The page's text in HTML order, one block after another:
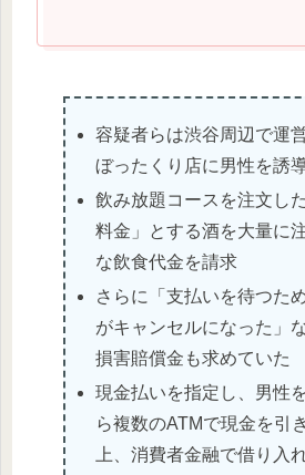
容疑者らは渋谷周辺で運
ぼったくり店に男性を誘
飲み放題コースを注文し
料金」とする酒を大量に
な飲食代金を請求
さらに「支払いを待つた
がキャンセルになった」
損害賠償金も求めていた
現金払いを指定し、男性
ら複数のATMで現金を引
上、消費者金融で借り入